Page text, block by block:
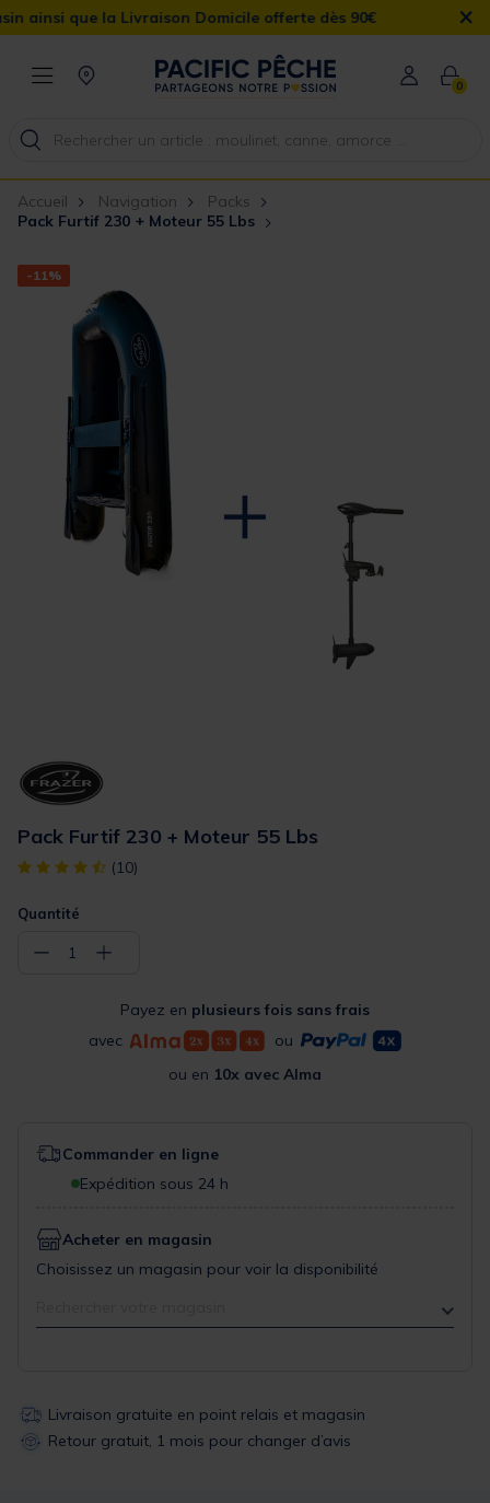
la Livraison Domicile offerte dès 90€ ×
0
Accueil Navigation
Packs
Pack Furtif 230 + Moteur 55 Lbs
-11%
Pack Furtif 230 + Moteur 55 Lbs
[object Object] out of 5 Customer Rating
(10)
Quantité
− 1 +
Payez en plusieurs fois sans frais
avec
ou
ou en 10x avec Alma
Commander en ligne
Expédition sous 24 h
Acheter en magasin
Choisissez un magasin pour voir la disponibilité
Livraison gratuite en point relais et magasin
Retour gratuit, 1 mois pour changer d’avis